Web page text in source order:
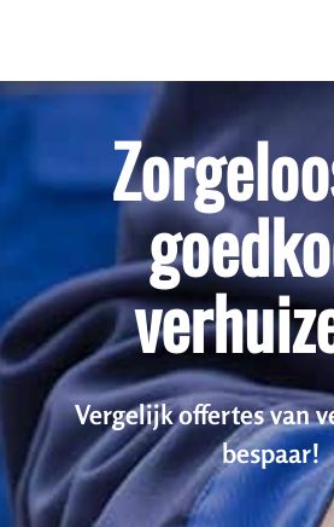
content
Vergelijk offertes van
bespaar!